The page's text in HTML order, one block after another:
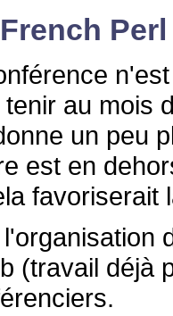
au mois
un peu
est en
favoriserait
(travail déjà